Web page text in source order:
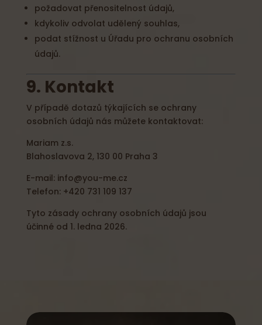
požadovat přenositelnost údajů,
kdykoliv odvolat udělený souhlas,
podat stížnost u Úřadu pro ochranu osobních
údajů.
9. Kontakt
V případě dotazů týkajících se ochrany
osobních údajů nás můžete kontaktovat:
Mariam z.s.
Blahoslavova 2, 130 00 Praha 3
E-mail: info@you-me.cz
Telefon: +420 731 109 137
Tyto zásady ochrany osobních údajů jsou
účinné od 1. ledna 2026.